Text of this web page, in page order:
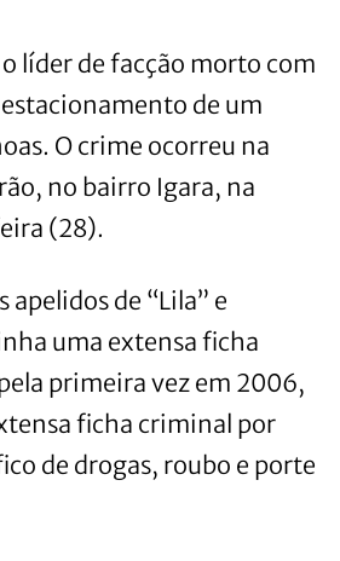
líder de facção morto com
de um
O crime ocorreu na
no bairro Igara, na
(28).
apelidos de “Lila” e
uma extensa ficha
primeira vez em 2006,
ficha criminal por
de drogas, roubo e porte